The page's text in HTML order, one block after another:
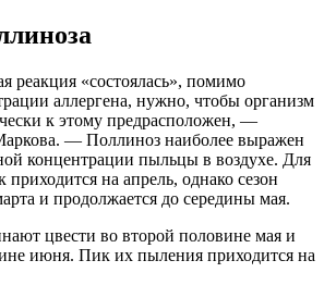
реакция «состоялась», помимо
аллергена, нужно, чтобы организм
к этому предрасположен, —
— Поллиноз наиболее выражен
концентрации пыльцы в воздухе. Для
на апрель, однако сезон
и продолжается до середины мая.
цвести во второй половине мая и
июня. Пик их пыления приходится на